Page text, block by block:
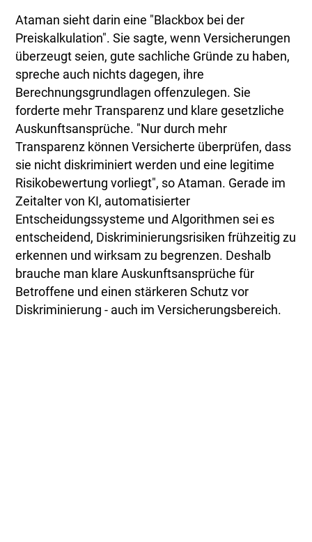
Ataman sieht darin eine "Blackbox bei der
Preiskalkulation". Sie sagte, wenn Versicherungen
überzeugt seien, gute sachliche Gründe zu haben,
spreche auch nichts dagegen, ihre
Berechnungsgrundlagen offenzulegen. Sie
forderte mehr Transparenz und klare gesetzliche
Auskunftsansprüche. "Nur durch mehr
Transparenz können Versicherte überprüfen, dass
sie nicht diskriminiert werden und eine legitime
Risikobewertung vorliegt", so Ataman. Gerade im
Zeitalter von KI, automatisierter
Entscheidungssysteme und Algorithmen sei es
entscheidend, Diskriminierungsrisiken frühzeitig zu
erkennen und wirksam zu begrenzen. Deshalb
brauche man klare Auskunftsansprüche für
Betroffene und einen stärkeren Schutz vor
Diskriminierung - auch im Versicherungsbereich.